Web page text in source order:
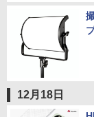
12月18日